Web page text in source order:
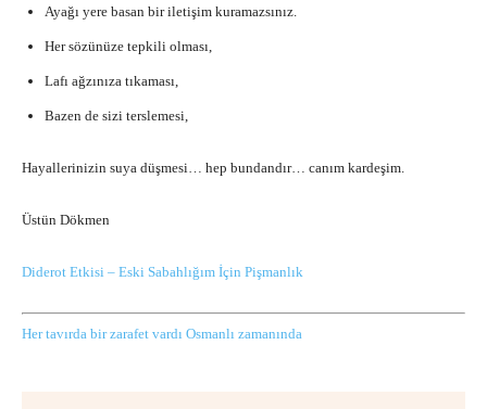
Ayağı yere basan bir iletişim kuramazsınız.
Her sözünüze tepkili olması,
Lafı ağzınıza tıkaması,
Bazen de sizi terslemesi,
Hayallerinizin suya düşmesi… hep bundandır… canım kardeşim.
Üstün Dökmen
Diderot Etkisi – Eski Sabahlığım İçin Pişmanlık
Her tavırda bir zarafet vardı Osmanlı zamanında